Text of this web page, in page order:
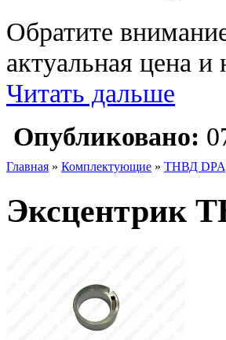
Обратите
актуальная цена
Читать дальше
Опубликовано:
Главная » Комплектующие » ТНВД
Эксцентрик